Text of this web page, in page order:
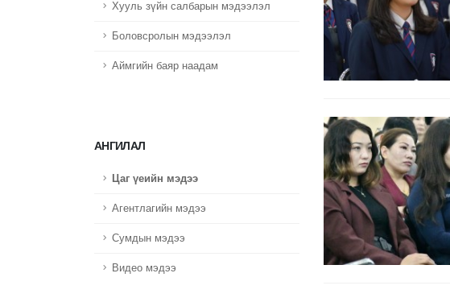
Хууль зүйн салбарын мэдээлэл
Боловсролын мэдээлэл
Аймгийн баяр наадам
АНГИЛАЛ
Цаг үеийн мэдээ
Агентлагийн мэдээ
Сумдын мэдээ
Видео мэдээ